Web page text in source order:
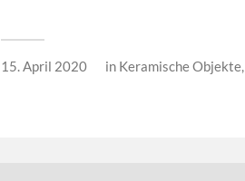
15. April 2020 in Keramische Objekte,